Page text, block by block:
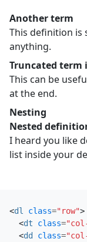
Another term
This definition is
anything.
Truncated term
This can be
at the end.
Nesting
Nested
I heard you like
list inside your
<dl class="row">
<dt class=
<dd class=